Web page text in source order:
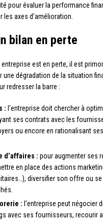
pour évaluer la performance
les axes d’amélioration.
bilan en perte
entreprise est en perte, il est
une dégradation de la situation
redresser la barre :
: l’entreprise doit chercher à
ses contrats avec les
ou encore en rationalisant
d’affaires : pour augmenter ses
en place des actions
diversifier son offre ou se
: l’entreprise peut négocier
avec ses fournisseurs, recourir